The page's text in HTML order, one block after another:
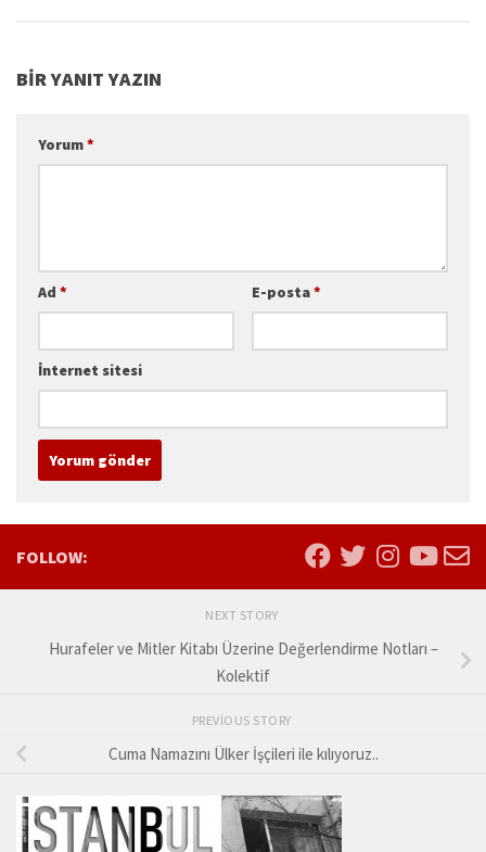
BIR YANIT YAZIN
Yorum*
Ad * E-posta*
İnternet sitesi
FOLLOW:
NEXT STORY
Hurafeler ve Mitler Kitabı Üzerine Değerlendirme Notları –
Kolektif
PREVIOUS STORY
Cuma Namazını Ülker İşçileri ile kılıyoruz..